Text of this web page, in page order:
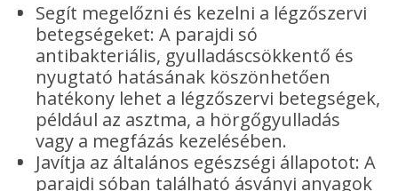
Segít megelőzni és kezelni a légzőszervi
betegségeket: A parajdi só
antibakteriális, gyulladáscsökkentő és
nyugtató hatásának köszönhetően
hatékony lehet a légzőszervi betegségek,
például az asztma, a hörgőgyulladás
vagy a megfázás kezelésében.
Javítja az általános egészségi állapotot: A
parajdi sóban található ásványi anyagok